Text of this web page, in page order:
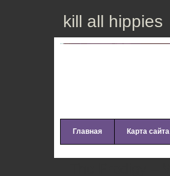
kill all hippies
Главная Карта сайта